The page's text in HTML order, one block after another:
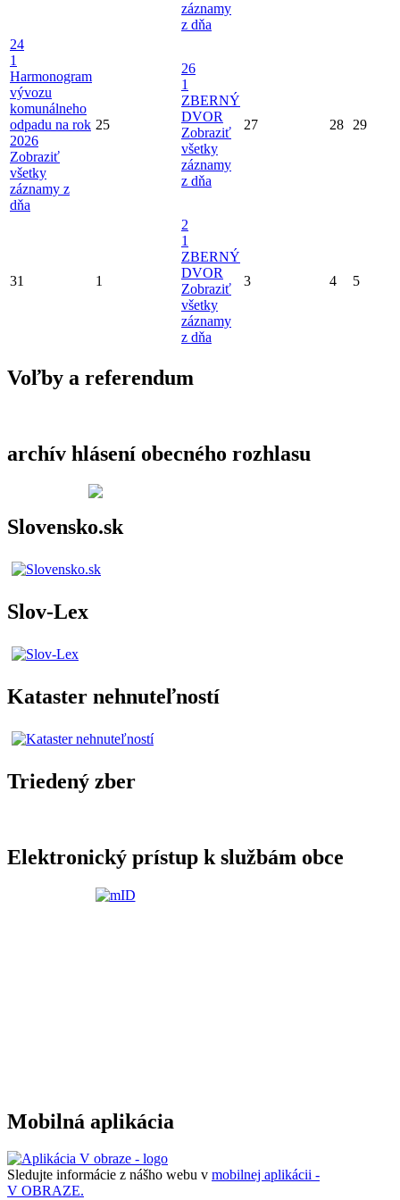
záznamy
z dňa
24
1
Harmonogram
vývozu
komunálneho
odpadu na rok
2026
Zobraziť
všetky
záznamy z
dňa
25
26
1
ZBERNÝ
DVOR
Zobraziť
všetky
záznamy
z dňa
27 28 29
31 1
2
1
ZBERNÝ
DVOR
Zobraziť
všetky
záznamy
z dňa
3 4 5
Voľby a referendum
archív hlásení obecného rozhlasu
Slovensko.sk
Slov-Lex
Kataster nehnuteľností
Triedený zber
Elektronický prístup k službám obce
Mobilná aplikácia
Sledujte informácie z nášho webu v mobilnej aplikácii -
V OBRAZE.